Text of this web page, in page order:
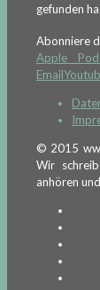
gefunden
Abonniere
Apple
Email
© 2015
Wir
anhören